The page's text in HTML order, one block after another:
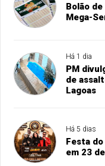
Bolão
Mega-
Há 1 dia
PM
de
Lagoas
Há 5 dias
Festa
em 23